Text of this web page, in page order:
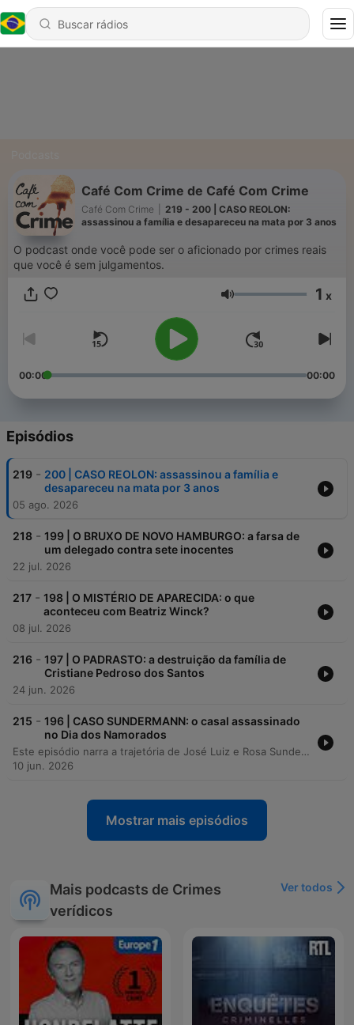
Café Com Crime de Café Com Crime
Café Com Crime
219 - 200 | CASO REOLON:
assassinou a família e desapareceu na mata por 3 anos
O podcast onde você pode ser o aficionado por crimes reais
que você é sem julgamentos.
Volume 1 x
00:00 00:00
Episódios
219 - 200 | CASO REOLON: assassinou a família e
desapareceu na mata por 3 anos
05 ago. 2026
218 - 199 | O BRUXO DE NOVO HAMBURGO: a farsa de
um delegado contra sete inocentes
22 jul. 2026
217 - 198 | O MISTÉRIO DE APARECIDA: o que
aconteceu com Beatriz Winck?
08 jul. 2026
216 - 197 | O PADRASTO: a destruição da família de
Cristiane Pedroso dos Santos
24 jun. 2026
215 - 196 | CASO SUNDERMANN: o casal assassinado
no Dia dos Namorados
Este episódio narra a trajetória de José Luiz e Rosa Sunderman, líderes sindicais de São Carlos conhecidos por sua intensa militância em movimentos sociais e lutas trabalhistas. O relato detalha desde a atuação do casal na denúncia de trabalho análogo à escravidão e a participação em greves de canavieiros até o brutal assassinato de ambos em sua residência, crime que permanece sem solução há mais de três décadas. A investigação aborda as suspeitas envolvendo o filho do casal, Carlos Eduardo, e as possíveis motivações políticas ligadas ao poder econômico de usineiros e violência policial. O episódio percorre o histórico de repressão, a investigação inconclusiva e o legado de resistência mantido pelos companheiros de luta, mesmo diante da impunidade e do arquivamento do caso.
10 jun. 2026
Mostrar mais episódios
Mais podcasts de Crimes
verídicos
Ver todos